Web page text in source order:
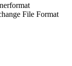
File Format